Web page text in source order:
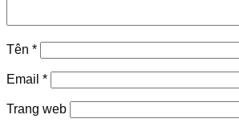
Tên *
Email *
Trang web